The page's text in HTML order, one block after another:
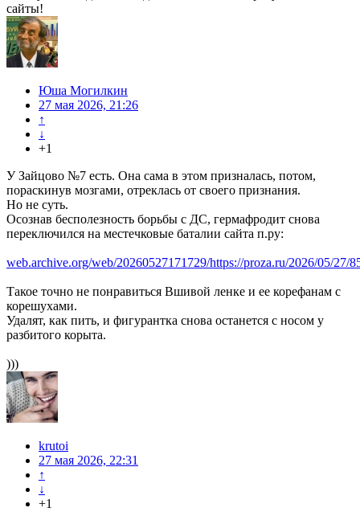
сайты!
Юша Могилкин
27 мая 2026, 21:26
↑
↓
+1
У Зайцово №7 есть. Она сама в этом призналась, потом,
пораскинув мозгами, отреклась от своего признания.
Но не суть.
Осознав бесполезность борьбы с ДС, гермафродит снова
переключился на местечковые баталии сайта п.ру:
web.archive.org/web/20260527171729/https://proza.ru/2026/05/27/
Такое точно не понравиться Вшивой ленке и ее корефанам с
корешухами.
Удалят, как пить, и фигурантка снова останется с носом у
разбитого корыта.
)))
krutoi
27 мая 2026, 22:31
↑
↓
+1